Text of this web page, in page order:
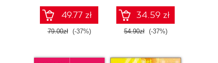
49.77 zł
79.00zł (-37%)
34.59 zł
54.90zł (-37%)